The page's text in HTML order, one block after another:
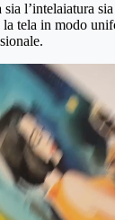
l’intelaiatura
tela in modo